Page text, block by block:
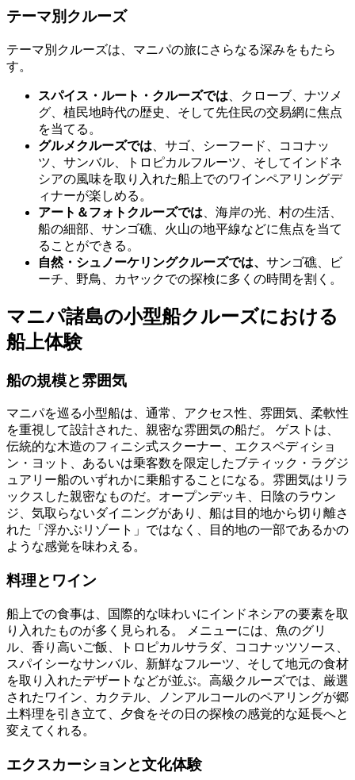
テーマ別クルーズ
テーマ別クルーズは、マニパの旅にさらなる深みをもたら
す。
スパイス・ルート・クルーズでは 、クローブ、ナツメ
グ、植民地時代の歴史、そして先住民の交易網に焦点
を当てる。
グルメクルーズでは 、サゴ、シーフード、ココナッ
ツ、サンバル、トロピカルフルーツ、そしてインドネ
シアの風味を取り入れた船上でのワインペアリングデ
ィナーが楽しめる。
アート＆フォトクルーズでは 、海岸の光、村の生活、
船の細部、サンゴ礁、火山の地平線などに焦点を当て
ることができる。
自然・シュノーケリングクルーズでは、 サンゴ礁、ビ
ーチ、野鳥、カヤックでの探検に多くの時間を割く。
マニパ諸島の小型船クルーズにおける
船上体験
船の規模と雰囲気
マニパを巡る小型船は、通常、アクセス性、雰囲気、柔軟性
を重視して設計された、親密な雰囲気の船だ。 ゲストは、
伝統的な木造のフィニシ式スクーナー、エクスペディショ
ン・ヨット、あるいは乗客数を限定したブティック・ラグジ
ュアリー船のいずれかに乗船することになる。雰囲気はリラ
ックスした親密なものだ。オープンデッキ、日陰のラウン
ジ、気取らないダイニングがあり、船は目的地から切り離さ
れた「浮かぶリゾート」ではなく、目的地の一部であるかの
ような感覚を味わえる。
料理とワイン
船上での食事は、国際的な味わいにインドネシアの要素を取
り入れたものが多く見られる。 メニューには、魚のグリ
ル、香り高いご飯、トロピカルサラダ、ココナッツソース、
スパイシーなサンバル、新鮮なフルーツ、そして地元の食材
を取り入れたデザートなどが並ぶ。高級クルーズでは、厳選
されたワイン、カクテル、ノンアルコールのペアリングが郷
土料理を引き立て、夕食をその日の探検の感覚的な延長へと
変えてくれる。
エクスカーションと文化体験